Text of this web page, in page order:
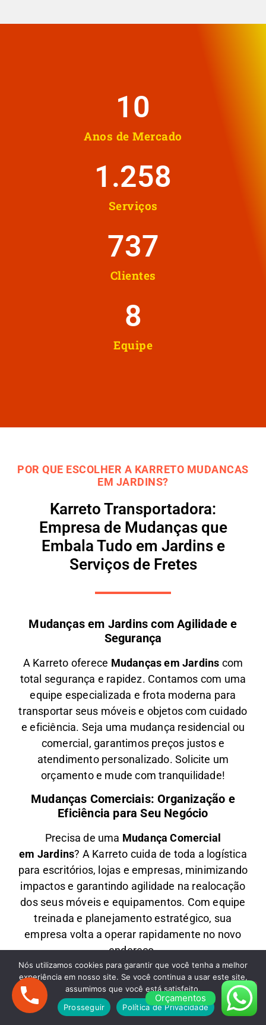
Anos de Mercado
10
Serviços
1.258
Clientes
737
Equipe
8
POR QUE ESCOLHER A KARRETO MUDANCAS
EM JARDINS?
Karreto Transportadora:
Empresa de Mudanças que
Embala Tudo em Jardins e
Serviços de Fretes
Mudanças em Jardins com Agilidade e
Segurança
A Karreto oferece Mudanças em Jardins com
total segurança e rapidez. Contamos com uma
equipe especializada e frota moderna para
transportar seus móveis e objetos comcuidado
e eficiência. Seja uma mudança residencial ou
comercial , garantimos preços justos e
atendimento personalizado. Solicite um
orçamento e mude com tranquilidade!
Mudanças Comerciais: Organização e
Eficiência para Seu Negócio
Precisa de uma Mudança Comercial
em Jardins? A Karreto cuida de toda a logística
para escritórios, lojas e empresas, minimizando
impactos e garantindo agilidade na realocação
dos seus móveis e equipamentos. Com equipe
treinada e planejamento estratégico, sua
empresa volta a operar rapidamente no novo
endereço.
Fretes em Jardins: Transporte Rápido e
Econômico
OferecemosFretes emJardinspara quem
Orçamentos
Nós utilizamos cookies para garantir que você tenha a melhor
experiência em nosso site. Se você continua a usar este site,
assumimos que você está satisfeito.
Prosseguir
Política de Privacidade